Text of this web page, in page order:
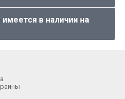
в наличии на